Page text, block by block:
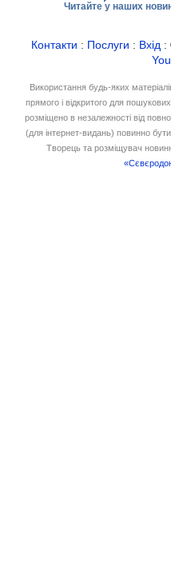
Читайте у наших
Контакти : Послуги : Вхід :
Використання будь-яких
прямого і відкритого для
розміщено в незалежності від
(для інтернет-видань) повинно
Творець та розміщувач